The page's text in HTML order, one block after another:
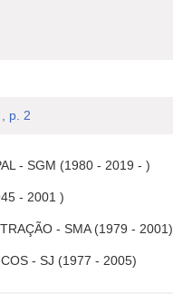
p. 2
- SGM (1980 - 2019 - )
- 2001 )
- SMA (1979 - 2001)
- SJ (1977 - 2005)